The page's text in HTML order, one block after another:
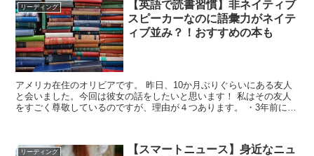
リーディング
【英語で読書習慣】非ネイティブ
スピーカーなのに語彙力がネイテ
ィブ並み？！おすすめの本も
アメリカ在住のオリビアです。 昨日、10か月ぶりぐらいにある友人
と会いました。今回は彼女の話をしたいと思います！ 私はその友人
をすごく尊敬しているのですが、理由が４つあります。 ・3年前にニ
リーディング
【スマートニュース】身近なニュ